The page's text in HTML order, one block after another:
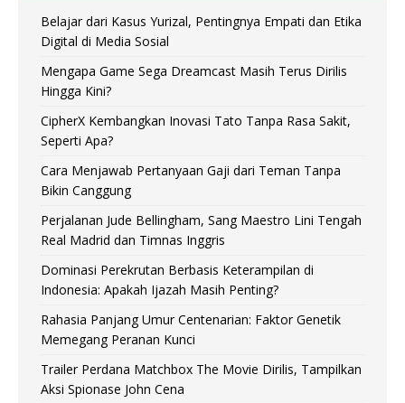
Belajar dari Kasus Yurizal, Pentingnya Empati dan Etika
Digital di Media Sosial
Mengapa Game Sega Dreamcast Masih Terus Dirilis
Hingga Kini?
CipherX Kembangkan Inovasi Tato Tanpa Rasa Sakit,
Seperti Apa?
Cara Menjawab Pertanyaan Gaji dari Teman Tanpa
Bikin Canggung
Perjalanan Jude Bellingham, Sang Maestro Lini Tengah
Real Madrid dan Timnas Inggris
Dominasi Perekrutan Berbasis Keterampilan di
Indonesia: Apakah Ijazah Masih Penting?
Rahasia Panjang Umur Centenarian: Faktor Genetik
Memegang Peranan Kunci
Trailer Perdana Matchbox The Movie Dirilis, Tampilkan
Aksi Spionase John Cena